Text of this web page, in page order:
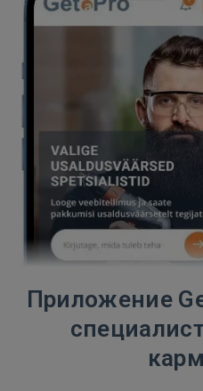
Приложение